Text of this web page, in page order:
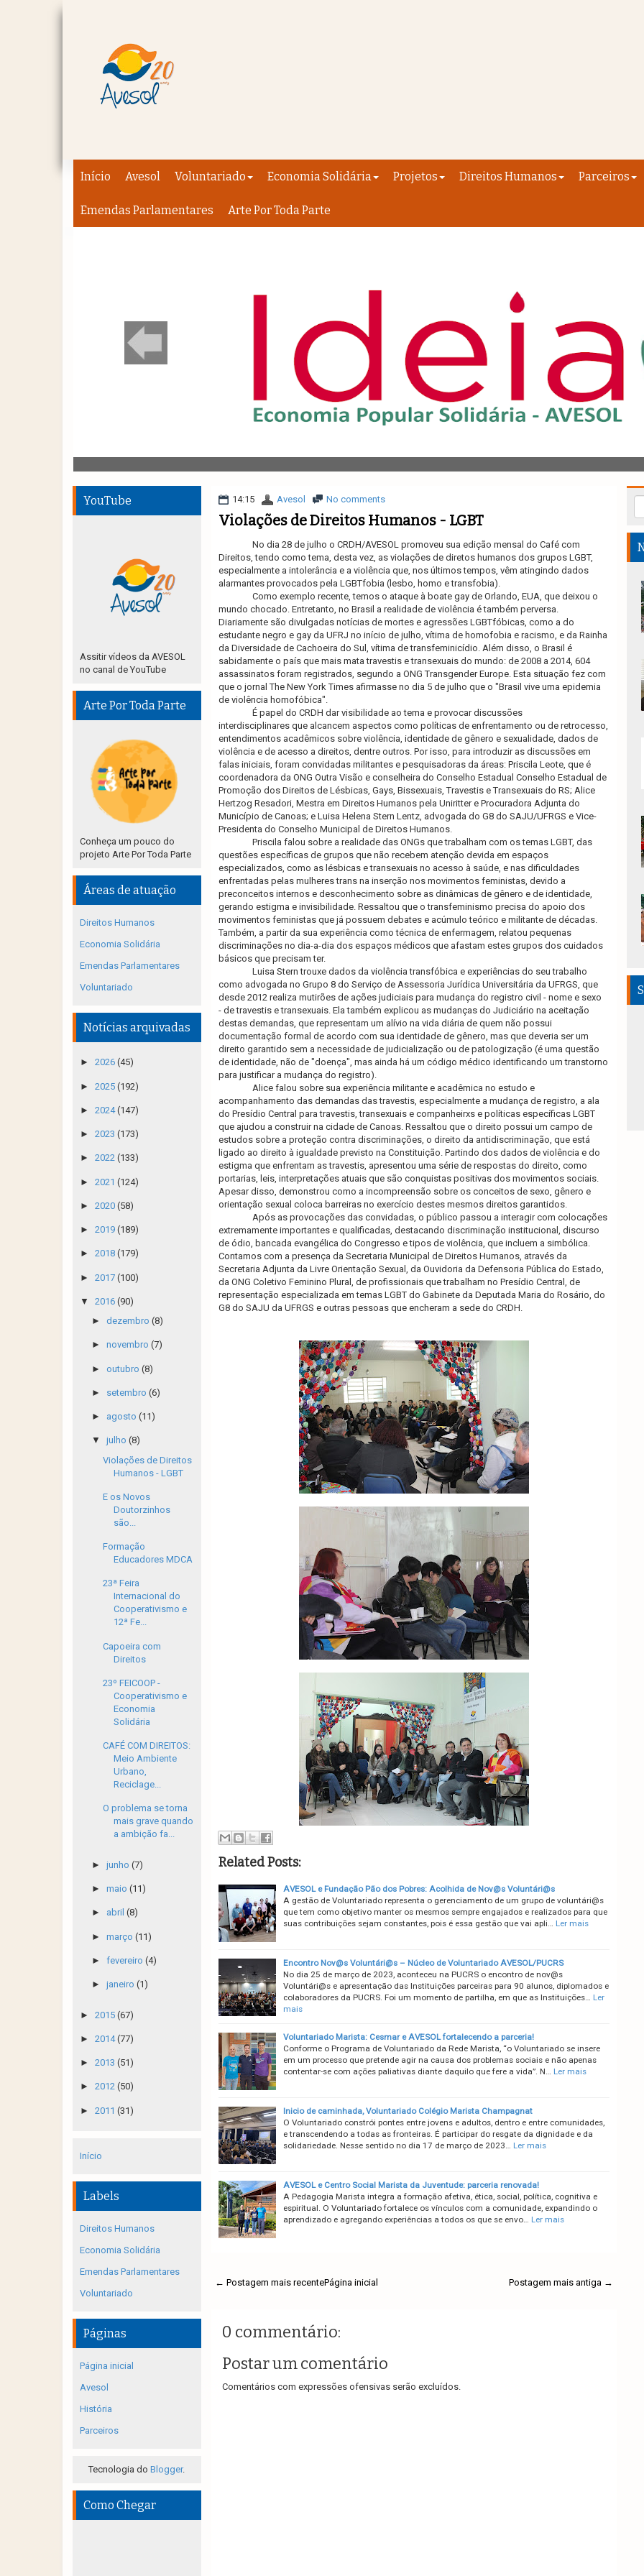
Início Avesol Voluntariado Economia Solidária Projetos Direitos Humanos Parceiros
Emendas Parlamentares Arte Por Toda Parte
14:15 Avesol No comments
Violações de Direitos Humanos - LGBT
No dia 28 de julho o CRDH/AVESOL promoveu sua edição mensal do Café com
Direitos, tendo como tema, desta vez, as violações de diretos humanos dos grupos LGBT,
especialmente a intolerância e a violência que, nos últimos tempos, vêm atingindo dados
alarmantes provocados pela LGBTfobia (lesbo, homo e transfobia).
Como exemplo recente, temos o ataque à boate gay de Orlando, EUA, que deixou o
mundo chocado. Entretanto, no Brasil a realidade de violência é também perversa.
Diariamente são divulgadas notícias de mortes e agressões LGBTfóbicas, como a do
estudante negro e gay da UFRJ no início de julho, vítima de homofobia e racismo, e da Rainha
da Diversidade de Cachoeira do Sul, vítima de transfeminicídio. Além disso, o Brasil é
sabidamente o país que mais mata travestis e transexuais do mundo: de 2008 a 2014, 604
assassinatos foram registrados, segundo a ONG Transgender Europe. Esta situação fez com
que o jornal The New York Times afirmasse no dia 5 de julho que o "Brasil vive uma epidemia
de violência homofóbica".
É papel do CRDH dar visibilidade ao tema e provocar discussões
interdisciplinares que alcancem aspectos como políticas de enfrentamento ou de retrocesso,
entendimentos acadêmicos sobre violência, identidade de gênero e sexualidade, dados de
violência e de acesso a direitos, dentre outros. Por isso, para introduzir as discussões em
falas iniciais, foram convidadas militantes e pesquisadoras da áreas: Priscila Leote, que é
coordenadora da ONG Outra Visão e conselheira do Conselho Estadual Conselho Estadual de
Promoção dos Direitos de Lésbicas, Gays, Bissexuais, Travestis e Transexuais do RS; Alice
Hertzog Resadori, Mestra em Direitos Humanos pela Uniritter e Procuradora Adjunta do
Município de Canoas; e Luisa Helena Stern Lentz, advogada do G8 do SAJU/UFRGS e Vice-
Presidenta do Conselho Municipal de Direitos Humanos.
Priscila falou sobre a realidade das ONGs que trabalham com os temas LGBT, das
questões específicas de grupos que não recebem atenção devida em espaços
especializados, como as lésbicas e transexuais no acesso à saúde, e nas dificuldades
enfrentadas pelas mulheres trans na inserção nos movimentos feministas, devido a
preconceitos internos e desconhecimento sobre as dinâmicas de gênero e de identidade,
gerando estigma e invisibilidade. Ressaltou que o transfeminismo precisa do apoio dos
movimentos feministas que já possuem debates e acúmulo teórico e militante de décadas.
Também, a partir da sua experiência como técnica de enfermagem, relatou pequenas
discriminações no dia-a-dia dos espaços médicos que afastam estes grupos dos cuidados
básicos que precisam ter.
Luisa Stern trouxe dados da violência transfóbica e experiências do seu trabalho
como advogada no Grupo 8 do Serviço de Assessoria Jurídica Universitária da UFRGS, que
desde 2012 realiza mutirões de ações judiciais para mudança do registro civil - nome e sexo
- de travestis e transexuais. Ela também explicou as mudanças do Judiciário na aceitação
destas demandas, que representam um alívio na vida diária de quem não possui
documentação formal de acordo com sua identidade de gênero, mas que deveria ser um
direito garantido sem a necessidade de judicialização ou de patologização (é uma questão
de identidade, não de "doença", mas ainda há um código médico identificando um transtorno
para justificar a mudança do registro).
Alice falou sobre sua experiência militante e acadêmica no estudo e
acompanhamento das demandas das travestis, especialmente a mudança de registro, a ala
do Presídio Central para travestis, transexuais e companheirxs e políticas específicas LGBT
que ajudou a construir na cidade de Canoas. Ressaltou que o direito possui um campo de
estudos sobre a proteção contra discriminações, o direito da antidiscriminação, que está
ligado ao direito à igualdade previsto na Constituição. Partindo dos dados de violência e do
estigma que enfrentam as travestis, apresentou uma série de respostas do direito, como
portarias, leis, interpretações atuais que são conquistas positivas dos movimentos sociais.
Apesar disso, demonstrou como a incompreensão sobre os conceitos de sexo, gênero e
orientação sexual coloca barreiras no exercício destes mesmos direitos garantidos.
Após as provocações das convidadas, o público passou a interagir com colocações
extremamente importantes e qualificadas, destacando discriminação institucional, discurso
de ódio, bancada evangélica do Congresso e tipos de violência, que incluem a simbólica.
Contamos com a presença da Secretaria Municipal de Direitos Humanos, através da
Secretaria Adjunta da Livre Orientação Sexual, da Ouvidoria da Defensoria Pública do Estado,
da ONG Coletivo Feminino Plural, de profissionais que trabalham no Presídio Central, de
representação especializada em temas LGBT do Gabinete da Deputada Maria do Rosário, do
G8 do SAJU da UFRGS e outras pessoas que encheram a sede do CRDH.
Related Posts:
AVESOL e Fundação Pão dos Pobres: Acolhida de Nov@s Voluntári@s
A gestão de Voluntariado representa o gerenciamento de um grupo de voluntári@s
que tem como objetivo manter os mesmos sempre engajados e realizados para que
suas contribuições sejam constantes, pois é essa gestão que vai apli…
Ler mais
Encontro Nov@s Voluntári@s – Núcleo de Voluntariado AVESOL/PUCRS
No dia 25 de março de 2023, aconteceu na PUCRS o encontro de nov@s
Voluntári@s e apresentação das Instituições parceiras para 90 alunos, diplomados e
colaboradores da PUCRS. Foi um momento de partilha, em que as Instituições…
Ler
mais
Voluntariado Marista: Cesmar e AVESOL fortalecendo a parceria!
Conforme o Programa de Voluntariado da Rede Marista, “o Voluntariado se insere
em um processo que pretende agir na causa dos problemas sociais e não apenas
contentar-se com ações paliativas diante daquilo que fere a vida”. N…
Ler mais
Inicio de caminhada, Voluntariado Colégio Marista Champagnat
O Voluntariado constrói pontes entre jovens e adultos, dentro e entre comunidades,
e transcendendo a todas as fronteiras. É participar do resgate da dignidade e da
solidariedade. Nesse sentido no dia 17 de março de 2023…
Ler mais
AVESOL e Centro Social Marista da Juventude: parceria renovada!
A Pedagogia Marista integra a formação afetiva, ética, social, política, cognitiva e
espiritual. O Voluntariado fortalece os vínculos com a comunidade, expandindo o
aprendizado e agregando experiências a todos os que se envo…
Ler mais
← Postagem mais recente Postagem mais antiga →
Página inicial
0 commentário:
Postar um comentário
Comentários com expressões ofensivas serão excluídos.
YouTube
Assitir vídeos da AVESOL
no canal de YouTube
Arte Por Toda Parte
Conheça um pouco do
projeto Arte Por Toda Parte
Áreas de atuação
Direitos Humanos
Economia Solidária
Emendas Parlamentares
Voluntariado
Notícias arquivadas
► 2026 (45)
► 2025 (192)
► 2024(147)
► 2023 (173)
► 2022 (133)
► 2021 (124)
► 2020 (58)
► 2019 (189)
► 2018 (179)
► 2017 (100)
▼ 2016 (90)
► dezembro (8)
► novembro (7)
► outubro (8)
► setembro (6)
► agosto (11)
▼ julho (8)
Violações de Direitos
Humanos - LGBT
E os Novos
Doutorzinhos
são...
Formação
Educadores MDCA
23ª Feira
Internacional do
Cooperativismo e
12ª Fe...
Capoeira com
Direitos
23º FEICOOP -
Cooperativismo e
Economia
Solidária
CAFÉ COM DIREITOS:
Meio Ambiente
Urbano,
Reciclage...
O problema se torna
mais grave quando
a ambição fa...
► junho (7)
► maio (11)
► abril (8)
► março (11)
► fevereiro (4)
► janeiro (1)
► 2015 (67)
► 2014(77)
► 2013 (51)
► 2012 (50)
► 2011 (31)
Início
Labels
Direitos Humanos
Economia Solidária
Emendas Parlamentares
Voluntariado
Páginas
Página inicial
Avesol
História
Parceiros
Tecnologia doBlogger.
Como Chegar